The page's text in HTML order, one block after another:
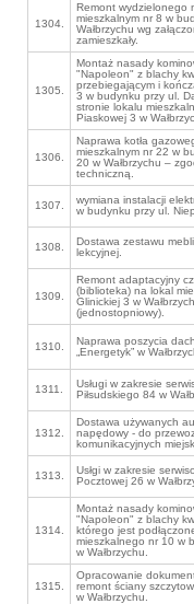
1304.
Remont wydzielonego
mieszkalnym nr 8 w
Wałbrzychu wg
zamieszkały.
1305.
Montaż nasady
"Napoleon" z blachy
przebiegającym i
3 w budynku przy ul.
stronie lokalu
Piaskowej 3 w
1306.
Naprawa kotła
mieszkalnym nr 22 w
20 w Wałbrzychu –
techniczną.
1307.
wymiana instalacji
w budynku przy ul.
1308.
Dostawa zestawu
lekcyjnej.
1309.
Remont adaptacyjny
(biblioteka) na lokal
Glinickiej 3 w
(jednostopniowy).
1310.
Naprawa poszycia
„Energetyk” w
1311.
Usługi w zakresie
Piłsudskiego 84 w
1312.
Dostawa używanych
napędowy - do
komunikacyjnych
1313.
Usłgi w zakresie
Pocztowej 26 w
1314.
Montaż nasady
"Napoleon" z blachy
którego jest
mieszkalnego nr 10 w
w Wałbrzychu.
1315.
Opracowanie
remont ściany
w Wałbrzychu.